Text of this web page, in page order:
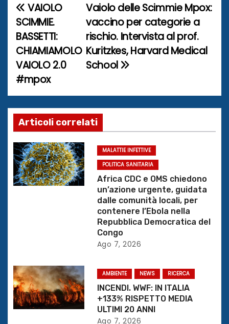
N
a
v
i
g
a
z
i
o
r
t
i
Vaiolo delle Scimmie Mpox:
vaccino per categorie a
rischio. Intervista al prof.
Kuritzkes, Harvard Medical
School
VAIOLO
SCIMMIE.
BASSETTI:
CHIAMIAMOLO
VAIOLO 2.0
#mpox
Articoli correlati
MALATTIE INFETTIVE
POLITICA SANITARIA
Africa CDC e OMS chiedono
un’azione urgente, guidata
dalle comunità locali, per
contenere l’Ebola nella
Repubblica Democratica del
Congo
Ago 7, 2026
AMBIENTE NEWS RICERCA
INCENDI. WWF: IN ITALIA
+133% RISPETTO MEDIA
ULTIMI 20 ANNI
Ago 7, 2026